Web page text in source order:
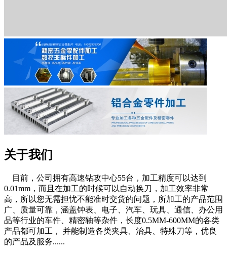
关于我们
目前，公司拥有高速钻攻中心55台，加工精度可以达到
0.01mm，而且在加工的时候可以自动换刀，加工效率非常
高，所以您无需担忧不能准时交货的问题，所加工的产品范围
广、质量可靠，涵盖钟表、电子、汽车、玩具、通信、办公用
品等行业的车件、精密轴等杂件，长度0.5MM-600MM的各类
产品都可加工， 并能制造各类夹具、治具、特殊刀等，优良
的产品及服务......